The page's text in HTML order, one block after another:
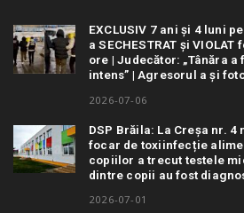
EXCLUSIV 7 ani și 4 luni
a SECHESTRAT și
ore | Judecător: „Tânăra
intens” | Agresorul a și
2026-07-06
DSP Brăila: La Creșa nr.
focar de toxiinfecție
copiilor a trecut testele
dintre copii au fost
2026-07-01